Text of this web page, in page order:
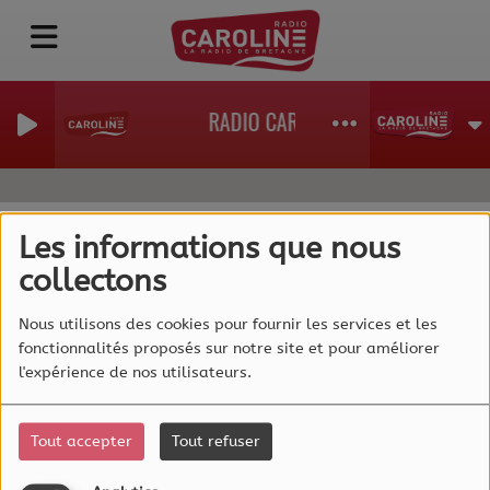
Les informations que nous
collectons
Nous utilisons des cookies pour fournir les services et les
fonctionnalités proposés sur notre site et pour améliorer
l'expérience de nos utilisateurs.
Tout accepter Tout refuser
RADIO CAROLINE, La Radio de